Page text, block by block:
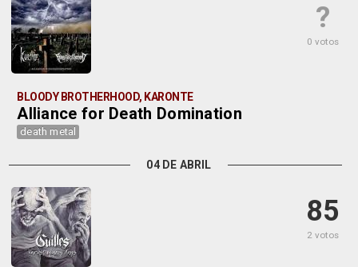
?
0 votos
BLOODY BROTHERHOOD, KARONTE
Alliance for Death Domination
death metal
04 DE ABRIL
85
2 votos